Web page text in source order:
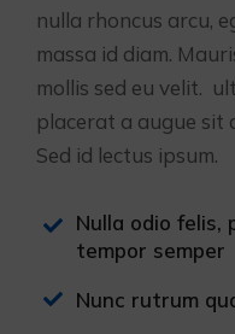
nulla rhoncus arcu,
massa id diam.
mollis sed eu velit.
placerat a augue sit
Sed id lectus ipsum.
Nulla odio felis,
tempor semper
Nunc rutrum